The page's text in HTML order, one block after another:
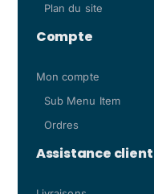
Plan du site
Compte
Mon compte
Sub Menu Item
Ordres
Assistance client